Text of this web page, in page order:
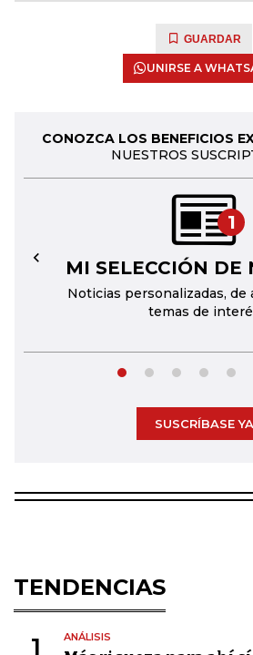
GUARDAR
UNIRSE A
CONOZCA LOS BENEFICIOS
NUESTROS
1
MI SELECCIÓN DE
Noticias personalizadas, de
temas de
←
SUSCRÍBASE YA
TENDENCIAS
1 ANÁLISIS